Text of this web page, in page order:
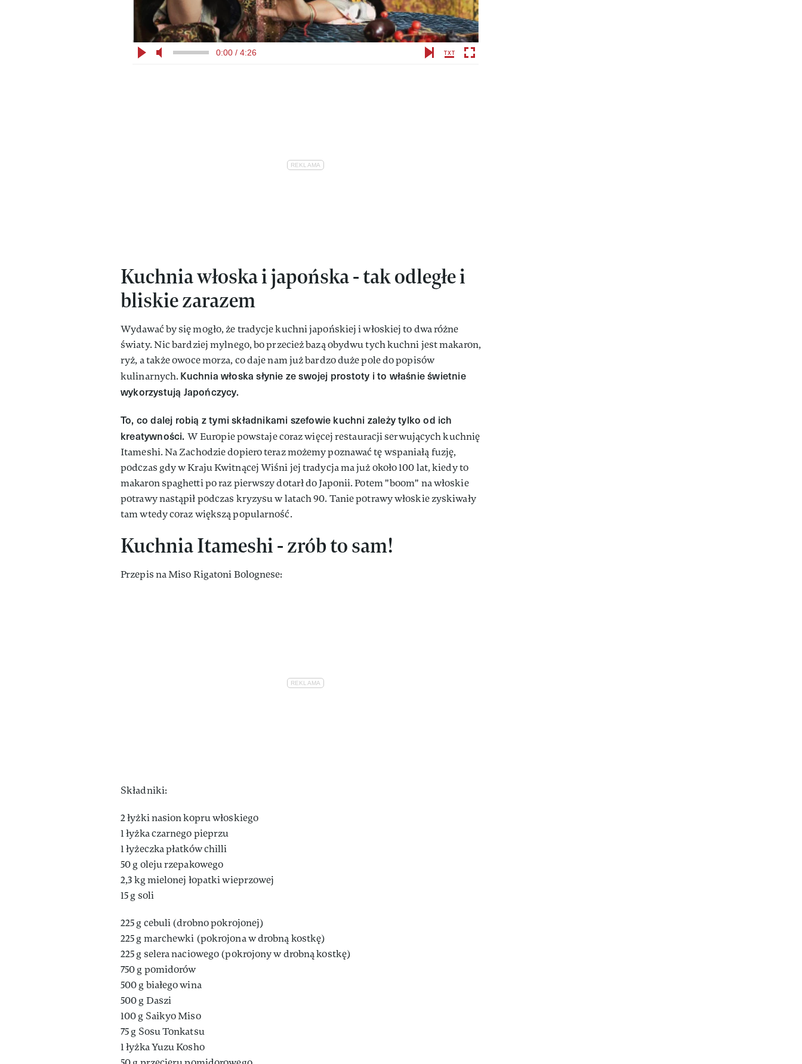
0:00 / 4:26
Kuchnia włoska i japońska - tak odległe i
bliskie zarazem
Wydawać by się mogło, że tradycje kuchni japońskiej i włoskiej to dwa różne
światy. Nic bardziej mylnego, bo przecież bazą obydwu tych kuchni jest makaron,
ryż, a także owoce morza, co daje nam już bardzo duże pole do popisów
kulinarnych. Kuchnia włoska słynie ze swojej prostoty i to właśnie świetnie
wykorzystują Japończycy.
To, co dalej robią z tymi składnikami szefowie kuchni zależy tylko od ich
kreatywności. W Europie powstaje coraz więcej restauracji serwujących kuchnię
Itameshi. Na Zachodzie dopiero teraz możemy poznawać tę wspaniałą fuzję,
podczas gdy w Kraju Kwitnącej Wiśni jej tradycja ma już około 100 lat, kiedy to
makaron spaghetti po raz pierwszy dotarł do Japonii. Potem "boom" na włoskie
potrawy nastąpił podczas kryzysu w latach 90. Tanie potrawy włoskie zyskiwały
tam wtedy coraz większą popularność.
Kuchnia Itameshi - zrób to sam!
Przepis na Miso Rigatoni Bolognese:
Składniki:
2 łyżki nasion kopru włoskiego
1 łyżka czarnego pieprzu
1 łyżeczka płatków chilli
50 g oleju rzepakowego
2,3 kg mielonej łopatki wieprzowej
15 g soli
225 g cebuli (drobno pokrojonej)
225 g marchewki (pokrojona w drobną kostkę)
225 g selera naciowego (pokrojony w drobną kostkę)
750 g pomidorów
500 g białego wina
500 g Daszi
100 g Saikyo Miso
75 g Sosu Tonkatsu
1 łyżka Yuzu Kosho